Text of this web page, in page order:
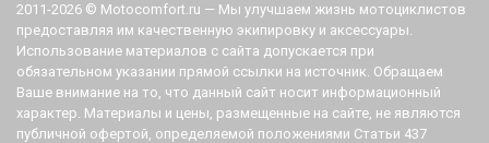
2011-2026 © Motocomfort.ru — Мы улучшаем жизнь мотоциклистов
предоставляя им качественную экипировку и аксессуары.
Использование материалов с сайта допускается при
обязательном указании прямой ссылки на источник. Обращаем
Ваше внимание на то, что данный сайт носит информационный
характер. Материалы и цены, размещенные на сайте, не являются
публичной офертой, определяемой положениями Статьи 437